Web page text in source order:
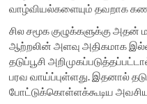
வாழ்வியல்களையும் தவறாக
சில சமூக குழுக்களுக்கு
ஆற்றலின் அளவு அதிகமாக
தடுப்பூசி
பரவ வாய்ப்புள்ளது. இதனால்
போட்டுக்கொள்ளக்கூடிய